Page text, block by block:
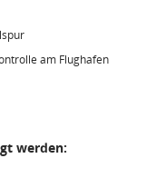
am Flughafen
werden: